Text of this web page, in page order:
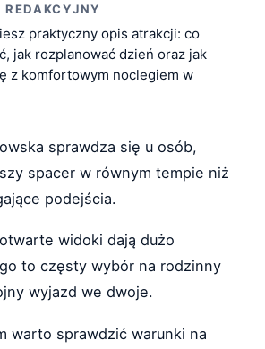
REDAKCYJNY
praktyczny opis atrakcji: co
jak rozplanować dzień oraz jak
z komfortowym noclegiem w
sprawdza się u osób,
spacer w równym tempie niż
podejścia.
widoki dają dużo
to częsty wybór na rodzinny
wyjazd we dwoje.
warto sprawdzić warunki na